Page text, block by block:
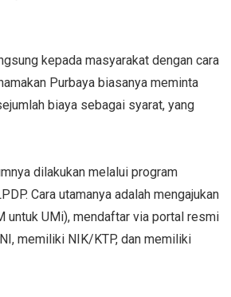
kepada masyarakat dengan cara
Purbaya biasanya meminta
biaya sebagai syarat, yang
dilakukan melalui program
Cara utamanya adalah mengajukan
untuk UMi), mendaftar via portal resmi
memiliki NIK/KTP, dan memiliki